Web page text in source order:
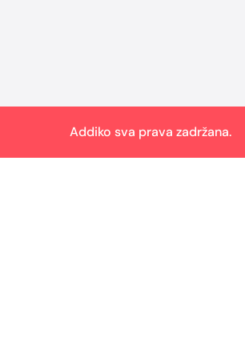
Addiko sva prava zadržana.